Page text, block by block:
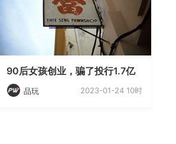
90后女孩创业，骗了投行1.7亿
品玩 2023-01-24 10时